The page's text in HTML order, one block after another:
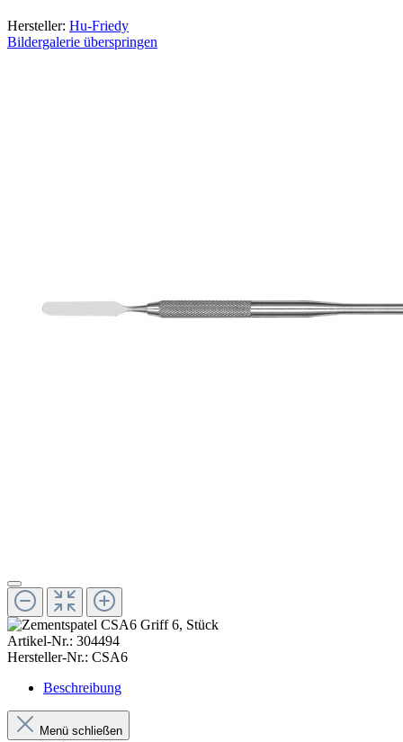
Hersteller: Hu-Friedy
Bildergalerie überspringen
Artikel-Nr.: 304494
Hersteller-Nr.: CSA6
Beschreibung
Menü schließen